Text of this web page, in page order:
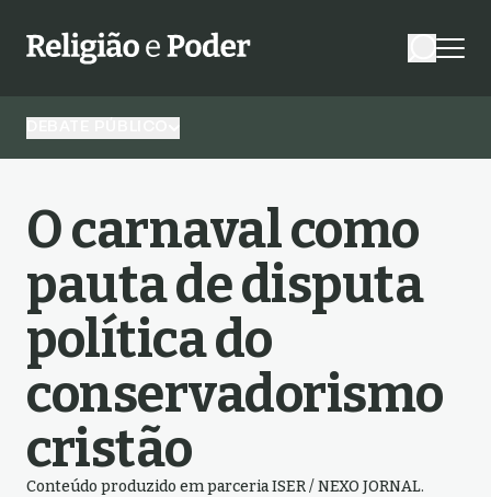
O carnaval como
pauta de disputa
política do
conservadorismo
cristão
Conteúdo produzido em parceria ISER / NEXO JORNAL.